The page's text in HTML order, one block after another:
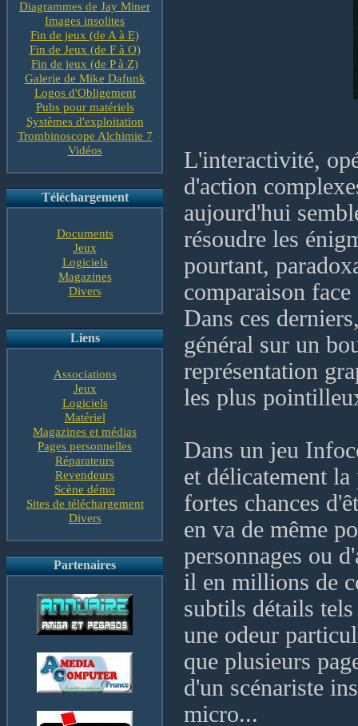
Diagrammes de Jay Miner
Images insolites
Fin de jeux (de A à E)
Fin de Jeux (de F à O)
Fin de jeux (de P à Z)
Galerie de Mike Dafunk
Logos d'Obligement
Pubs pour matériels
Systèmes d'exploitation
Trombinoscope Alchimie 7
Vidéos
Téléchargement
Documents
Jeux
Logiciels
Magazines
Divers
Liens
Associations
Jeux
Logiciels
Matériel
Magazines et médias
Pages personnelles
Réparateurs
Revendeurs
Scène démo
Sites de téléchargement
Divers
Partenaires
L'interactivité,
d'action
aujourd'hui
résoudre les
pourtant,
comparaison
Dans ces
général sur un
représentation
les plus
Dans un jeu
et délicatement
fortes chances
en va de même
personnages ou
il en millions de
subtils détails
une odeur
que plusieurs
d'un scénariste
micro...